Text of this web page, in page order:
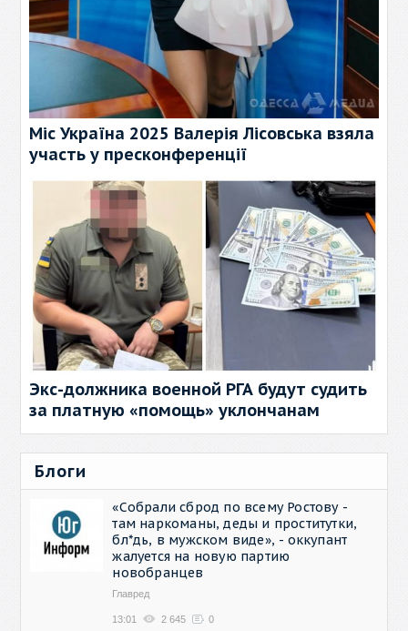
Міс Україна 2025 Валерія Лісовська взяла
участь у пресконференції
Экс-должника военной РГА будут судить
за платную «помощь» уклончанам
Блоги
«Собрали сброд по всему Ростову -
там наркоманы, деды и проститутки,
бл*дь, в мужском виде», - оккупант
жалуется на новую партию
новобранцев
Главред
13:01 2 645 0